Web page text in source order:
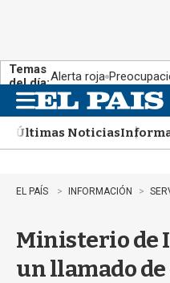
Temas
del día:Alerta roja
n
uÚltimas Noticias
EL PAÍS INFORMACIÓN
Ministerio de
un llamado